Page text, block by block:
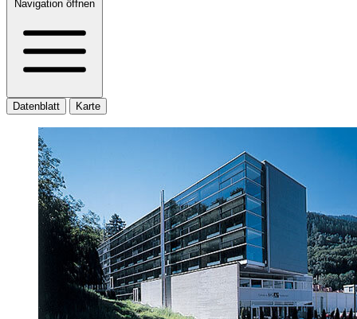
Navigation öffnen
Datenblatt Karte